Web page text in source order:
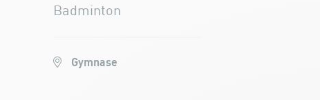
Badminton
Gymnase